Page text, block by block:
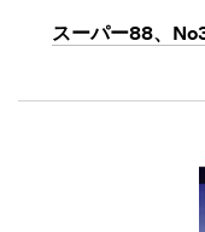
スーパー88、
1,